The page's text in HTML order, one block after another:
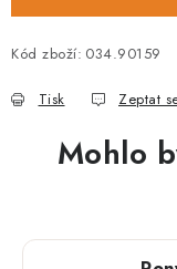
Kód zboží: 034.90159
Tisk Zeptat
Mohlo